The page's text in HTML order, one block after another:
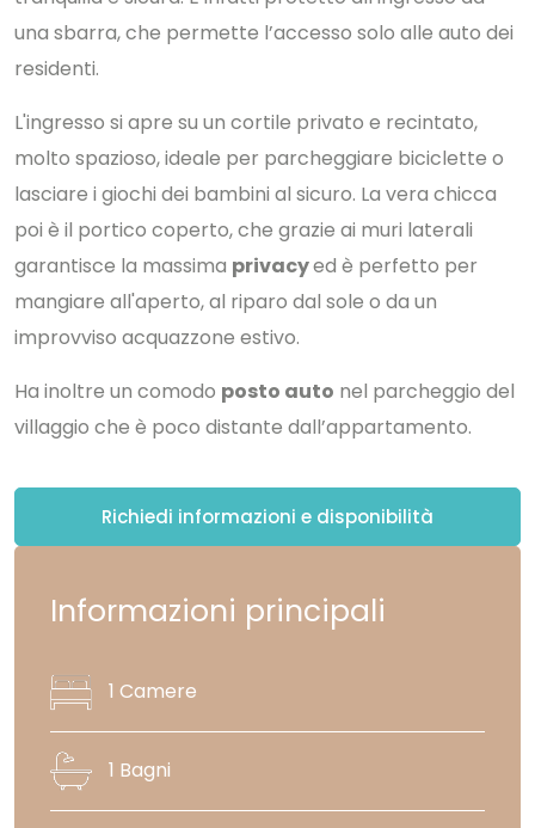
una sbarra, che permette l’accesso solo alle auto dei
residenti.
L'ingresso si apre su un cortile privato e recintato,
molto spazioso, ideale per parcheggiare biciclette o
lasciare i giochi dei bambini al sicuro. La vera chicca
poi è il portico coperto, che grazie ai muri laterali
garantisce la massima privacyed è perfetto per
mangiare all'aperto, al riparo dal sole o da un
improvviso acquazzone estivo.
Ha inoltre un comodo posto auto nel parcheggio del
villaggio che è poco distante dall’appartamento.
Richiedi informazioni e disponibilità
Informazioni principali
1 Camere
1 Bagni